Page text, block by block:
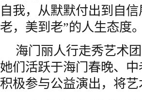
自我，从默默付出到自
老，美到老”的人生态度。
海门丽人行走秀艺术
她们活跃于海门春晚、
积极参与公益演出，将